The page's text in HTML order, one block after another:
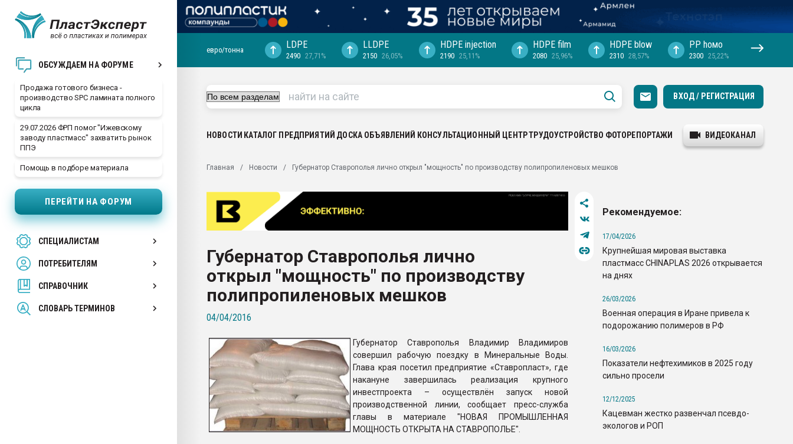
ОБСУЖДАЕМ НА ФОРУМЕ
Продажа готового бизнеса -
производство SPC ламината полного
цикла
29.07.2026 ФРП помог "Ижевскому
заводу пластмасс" захватить рынок
ППЭ
Помощь в подборе материала
ПЕРЕЙТИ НА ФОРУМ
СПЕЦИАЛИСТАМ
ПОТРЕБИТЕЛЯМ
СПРАВОЧНИК
СЛОВАРЬ ТЕРМИНОВ
28.07.2026 "Технониколь" довольна
Всё, что касается выдува ПЭТ
Материал поверхности пуансона для
Продам отходы Композиция
поликарбоната и АБС-пластика
Armaloy PC/ABS-1IM черный цвет
Профильная литература. Продажа,
покупка, обмен
ПЕРЕЙТИ НА ФОРУМ
евро/тонна LDPE
2490 27,71%
LLDPE
2150 26,05%
HDPE injection
2190 25,11%
HDPE film
2080 25,96%
HDPE blow
2310 28,57%
PP hомо
2300 25,22%
ВХОД / РЕГИСТРАЦИЯ
НОВОСТИ КАТАЛОГ ПРЕДПРИЯТИЙ ДОСКА ОБЪЯВЛЕНИЙ КОНСУЛЬТАЦИОННЫЙ ЦЕНТРТРУДОУСТРОЙСТВО ФОТОРЕПОРТАЖИ ВИДЕОКАНАЛ
Главная Новости Губернатор Ставрополья лично открыл "мощность" по производству полипропиленовых мешков
Губернатор Ставрополья лично
открыл "мощность" по производству
полипропиленовых мешков
04/04/2016
Губернатор Ставрополья Владимир Владимиров
совершил рабочую поездку в Минеральные Воды.
Глава края посетил предприятие «Ставропласт», где
накануне завершилась реализация крупного
инвестпроекта – осуществлён запуск новой
производственной линии, сообщает пресс-служба
главы в материале "НОВАЯ ПРОМЫШЛЕННАЯ
МОЩНОСТЬ ОТКРЫТА НА СТАВРОПОЛЬЕ".
Рекомендуемое:
17/04/2026
Крупнейшая мировая выставка
пластмасс CHINAPLAS 2026 открывается
на днях
26/03/2026
Военная операция в Иране привела к
подорожанию полимеров в РФ
16/03/2026
Показатели нефтехимиков в 2025 году
сильно просели
12/12/2025
Кацевман жестко развенчал псевдо-
экологов и РОП